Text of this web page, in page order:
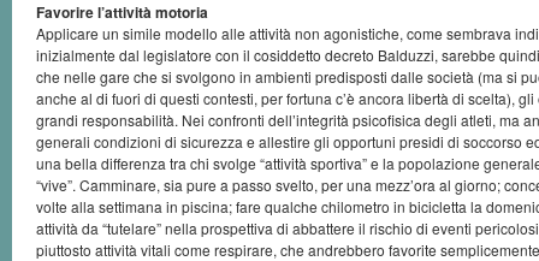
Favorire l’attività motoria
Applicare un simile modello alle attività non agonistiche, come sembrava
inizialmente dal legislatore con il cosiddetto decreto Balduzzi, sarebbe
che nelle gare che si svolgono in ambienti predisposti dalle società (ma si
anche al di fuori di questi contesti, per fortuna c’è ancora libertà di scelta),
grandi responsabilità. Nei confronti dell’integrità psicofisica degli atleti, ma
generali condizioni di sicurezza e allestire gli opportuni presidi di soccorso
una bella differenza tra chi svolge “attività sportiva” e la popolazione
“vive”. Camminare, sia pure a passo svelto, per una mezz’ora al giorno;
volte alla settimana in piscina; fare qualche chilometro in bicicletta la
attività da “tutelare” nella prospettiva di abbattere il rischio di eventi
piuttosto attività vitali come respirare, che andrebbero favorite